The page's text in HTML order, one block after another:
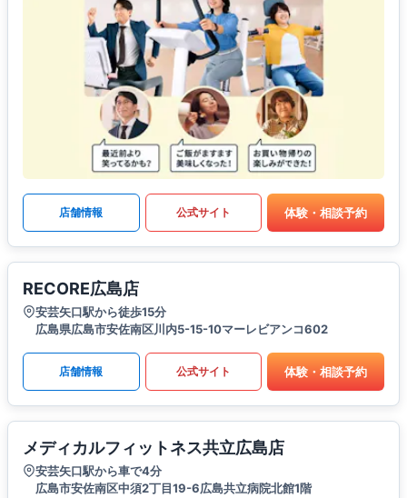
店舗情報 公式サイト 体験・相談予約
RECORE広島店
安芸矢口駅から徒歩15分
広島県広島市安佐南区川内5-15-10マーレビアンコ602
店舗情報 公式サイト 体験・相談予約
メディカルフィットネス共立広島店
安芸矢口駅から車で4分
広島市安佐南区中須2丁目19-6広島共立病院北館1階